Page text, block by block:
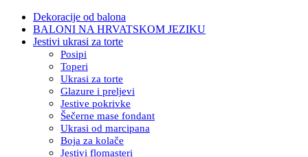
Dekoracije od balona
BALONI NA HRVATSKOM JEZIKU
Jestivi ukrasi za torte
Posipi
Toperi
Ukrasi za torte
Glazure i preljevi
Jestive pokrivke
Šečerne mase fondant
Ukrasi od marcipana
Boja za kolače
Jestivi flomasteri